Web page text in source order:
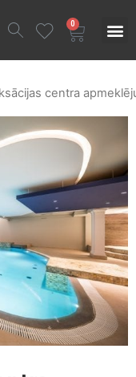
0
centra